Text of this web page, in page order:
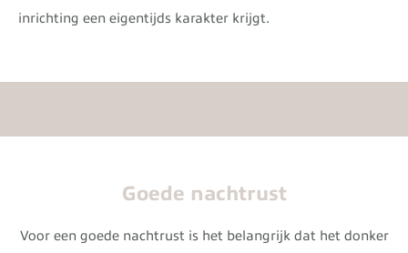
inrichting een eigentijds karakter krijgt.
Goede nachtrust
Voor een goede nachtrust is het belangrijk dat het donker